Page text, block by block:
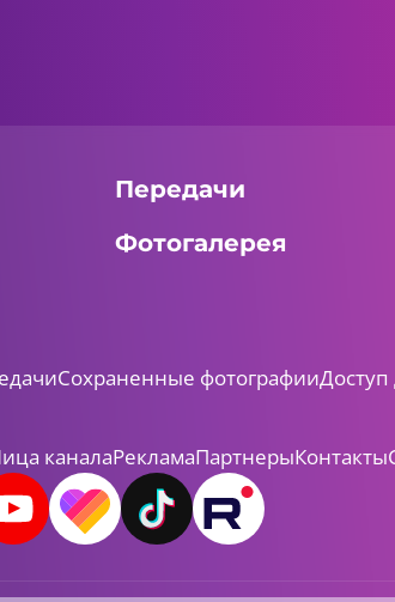
Передачи
Фотогалерея
Сохраненные фотографии
каналаРекламаПартнерыКонтакты